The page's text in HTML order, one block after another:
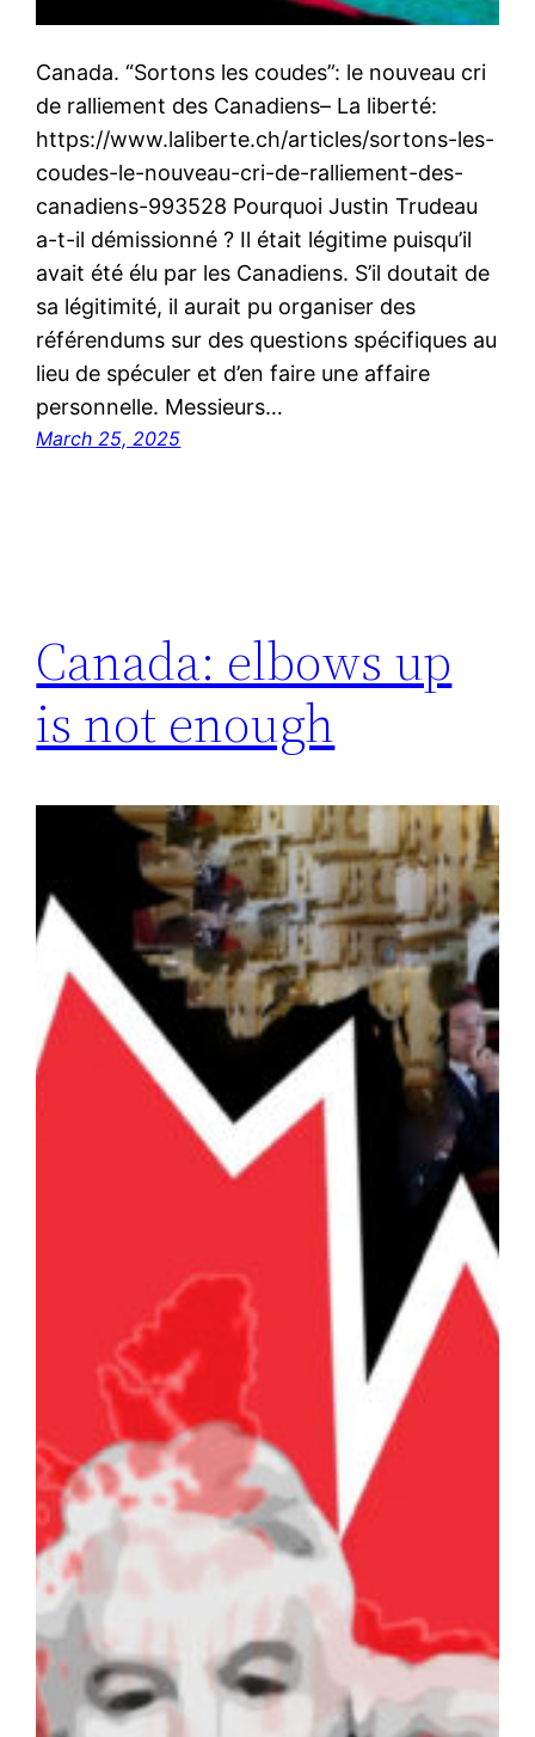
Canada. “Sortons les coudes”: le nouveau cri
de ralliement des Canadiens– La liberté:
https://www.laliberte.ch/articles/sortons-les-
coudes-le-nouveau-cri-de-ralliement-des-
canadiens-993528 Pourquoi Justin Trudeau
a-t-il démissionné ? Il était légitime puisqu’il
avait été élu par les Canadiens. S’il doutait de
sa légitimité, il aurait pu organiser des
référendums sur des questions spécifiques au
lieu de spéculer et d’en faire une affaire
personnelle. Messieurs…
March 25, 2025
Canada: elbows up
is not enough